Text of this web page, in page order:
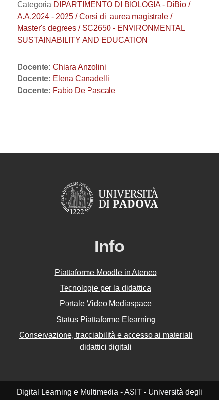
Categoria DIPARTIMENTO DI BIOLOGIA - DiBio /
A.A.2024 - 2025 / Corsi di laurea magistrale /
Master's degrees / SC2650 - ENVIRONMENTAL
SUSTAINABILITY AND EDUCATION
Docente: Chiara Anzolini
Docente: Elena Canadelli
Docente: Fabio De Pascale
Info
Piattaforme Moodle in Ateneo
Tecnologie per la didattica
Portale Video Mediaspace
Status Piattaforme Elearning
Conservazione, tracciabilità e accesso ai materiali
didattici digitali
Digital Learning e Multimedia - ASIT - Università degli